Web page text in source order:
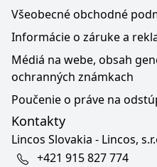
Všeobecné obchodné
Informácie o záruke a
Médiá na webe, obsah
ochranných známkach
Poučenie o práve na
Kontakty
Lincos Slovakia - Lincos,
+421 915 827 774